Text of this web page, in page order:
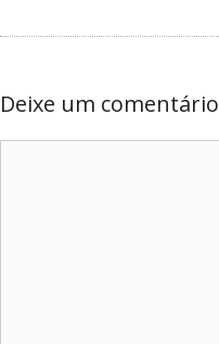
Deixe um comentário